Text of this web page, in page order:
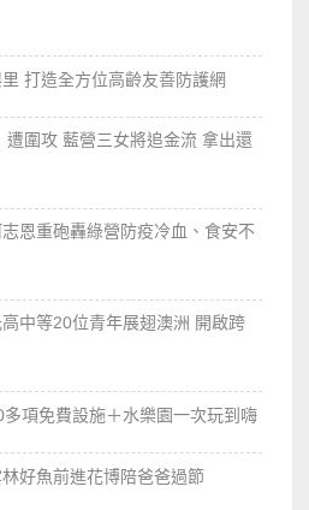
打造全方位高齡友善防護網
圍攻 藍營三女將追金流 拿出還
恩重砲轟綠營防疫冷血、食安不
中等20位青年展翅澳洲 開啟跨
項免費設施＋水樂園一次玩到嗨
好魚前進花博陪爸爸過節